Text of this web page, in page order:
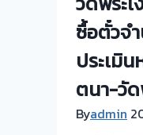
ซื้อตั๋วจ
ประเมิ
ตนา-วัด
Byadmin